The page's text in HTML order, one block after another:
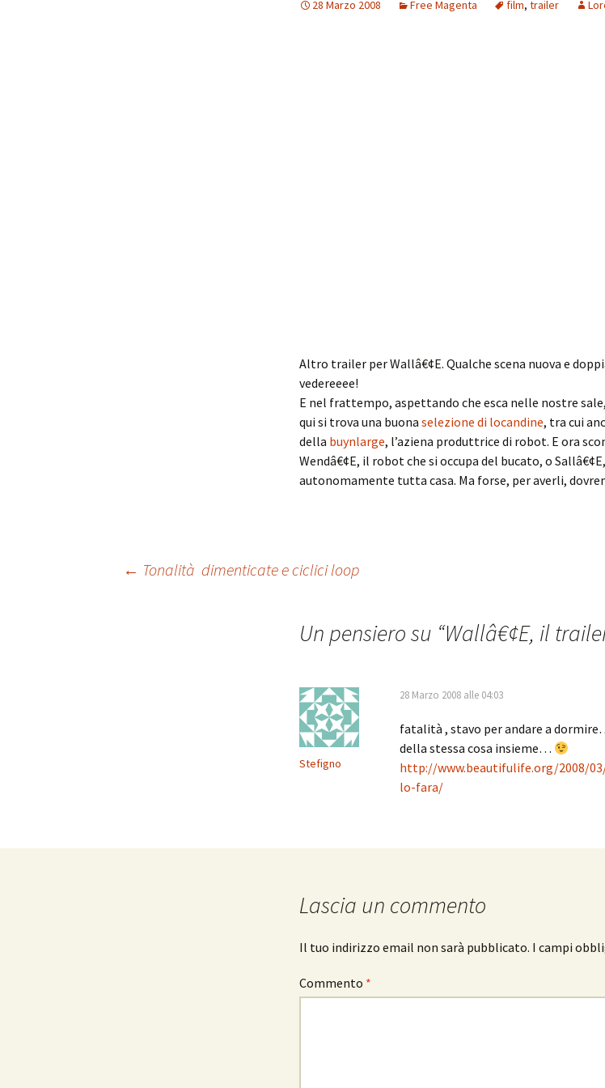
28 Marzo 2008 Free Magenta film, trailer
Altro trailer per Wallâ€¢E. Qualche scena nuova e
vedereeee!
E nel frattempo, aspettando che esca nelle nostre
qui si trova una buona selezione di locandine, tra cui
della buynlarge, l’aziena produttrice di robot. E ora
Wendâ€¢E, il robot che si occupa del bucato, o
autonomamente tutta casa. Ma forse, per averli,
Navigazione
← Tonalità dimenticate e ciclici loop
Un pensiero su “Wallâ€¢E, il
Stefigno
28 Marzo 2008 alle 04:03
fatalità , stavo per andare a
della stessa cosa insieme…
http://www.beautifulife.org/2008/
lo-fara/
Lascia un commento
Il tuo indirizzo email non sarà pubblicato. I campi
Commento *